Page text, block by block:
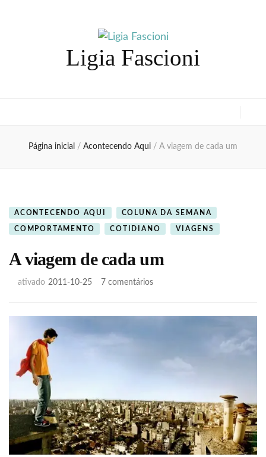
Ligia Fascioni
Página inicial / Acontecendo Aqui / A viagem de cada um
ACONTECENDO AQUI COLUNA DA SEMANA
COMPORTAMENTO COTIDIANO VIAGENS
A viagem de cada um
ativado 2011-10-25 7 comentáriosem